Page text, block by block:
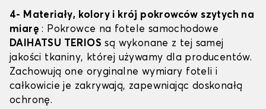
4- Materiały, kolory i krój pokrowców szytych na
miarę: Pokrowce na fotele samochodowe
DAIHATSU TERIOS są wykonane z tej samej
jakości tkaniny, której używamy dla producentów.
Zachowują one oryginalne wymiary foteli i
całkowicie je zakrywają, zapewniając doskonałą
ochronę.